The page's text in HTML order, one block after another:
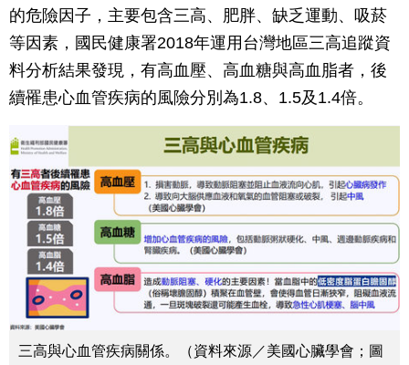
的危險因子，主要包含三高、肥胖、缺乏運動、吸菸
等因素，國民健康署2018年運用台灣地區三高追蹤資
料分析結果發現，有高血壓、高血糖與高血脂者，後
續罹患心血管疾病的風險分別為1.8、1.5及1.4倍。
三高與心血管疾病關係。（資料來源／美國心臟學會；圖